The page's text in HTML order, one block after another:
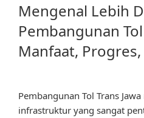
Mengenal Lebih
Pembangunan
Manfaat,
Pembangunan Tol Trans
infrastruktur yang sangat